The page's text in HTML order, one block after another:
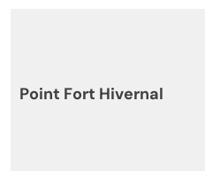
Point Fort Hivernal